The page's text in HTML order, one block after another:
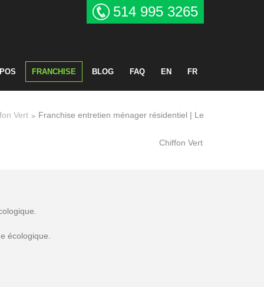
514 995 3265
FRANCHISE BLOG FAQ EN FR
Vert > Franchise entretien ménager résidentiel | Le
Chiffon Vert
écologique.